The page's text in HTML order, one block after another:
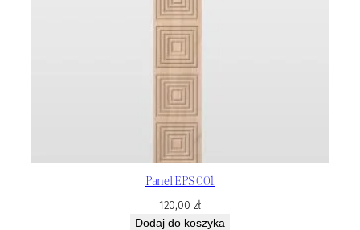
Panel EPS 001
120,00 zł
Dodaj do koszyka